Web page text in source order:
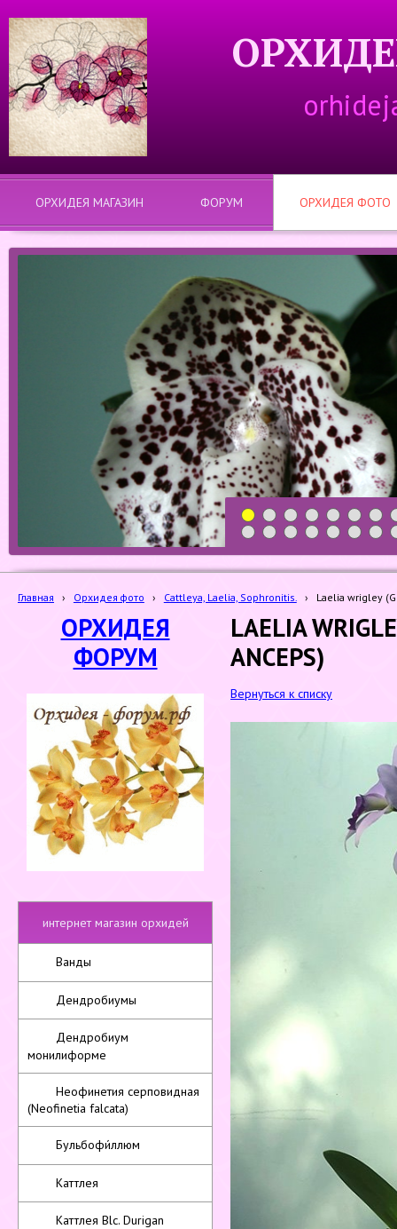
ОРХИДЕЯ МАГАЗИН ФОРУМ ОРХИДЕЯ ФОТО
1 2 3 4 5 6 7
8
19 20 21 22 23 24 25
Главная › Орхидея фото › Cattleya, Laelia, Sophronitis. › Laelia wrigley
ОРХИДЕЯ
ФОРУМ
интернет магазин орхидей
Ванды
Дендробиумы
Дендробиум
монилиформе
Неофинетия серповидная
(Neofinetia falcata)
Бульбофи́ллюм
Каттлея
Каттлея Blc. Durigan
LAELIA
ANCEPS)
Вернуться к списку